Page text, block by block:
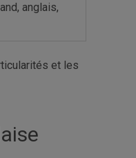
anglais,
et les